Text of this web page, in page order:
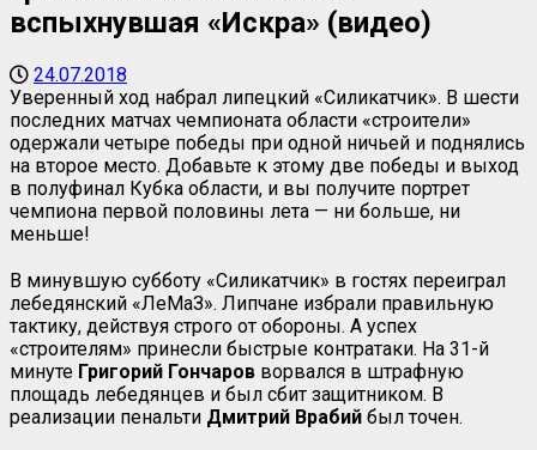
вспыхнувшая «Искра» (видео)
24.07.2018
Уверенный ход набрал липецкий «Силикатчик». В шести
последних матчах чемпионата области «строители»
одержали четыре победы при одной ничьей и поднялись
на второе место. Добавьте к этому две победы и выход
в полуфинал Кубка области, и вы получите портрет
чемпиона первой половины лета — ни больше, ни
меньше!
В минувшую субботу «Силикатчик» в гостях переиграл
лебедянский «ЛеМаЗ». Липчане избрали правильную
тактику, действуя строго от обороны. А успех
«строителям» принесли быстрые контратаки. На 31-й
минуте Григорий Гончаров ворвался в штрафную
площадь лебедянцев и был сбит защитником. В
реализации пенальти Дмитрий Врабий был точен.